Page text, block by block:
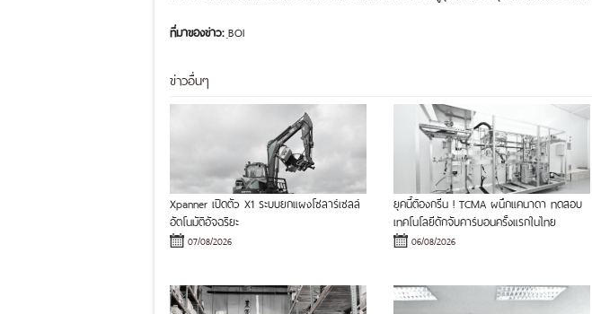
ที่มาของข่าว: ฺBOI
ข่าวอื่นๆ
Xpanner เปิดตัว X1 ระบบยกแผงโซลาร์เซลล์
อัตโนมัติอัจฉริยะ
07/08/2026
ยุคนี้ต้องกรีน ! TCMA ผนึกแคนาดา ทดสอบ
เทคโนโลยีดักจับคาร์บอนครั้งแรกในไทย
06/08/2026